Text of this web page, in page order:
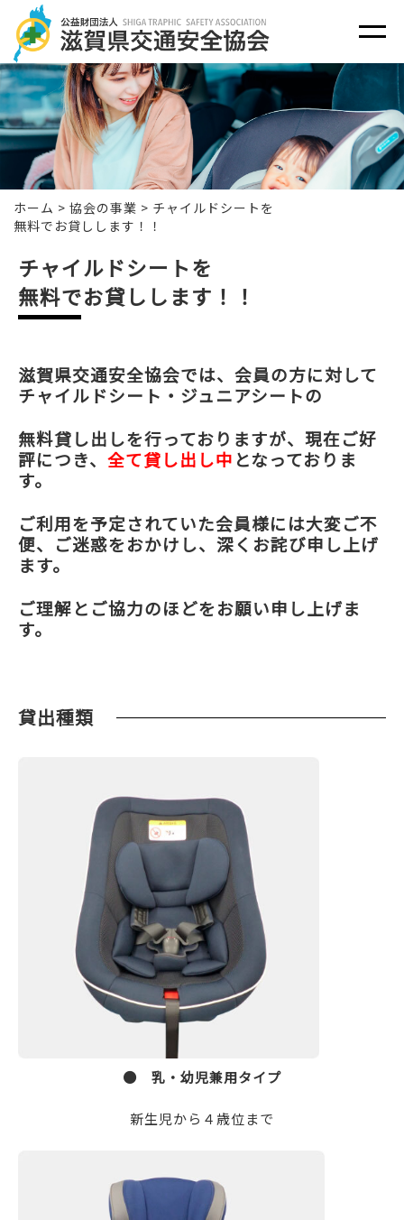
ホーム > 協会の事業 > チャイルドシートを
無料でお貸しします！！
チャイルドシートを
無料でお貸しします！！
滋賀県交通安全協会では、会員の方に対して
チャイルドシート・ジュニアシートの
無料貸し出しを行っておりますが、現在ご好
評につき、 全て貸し出し中 となっておりま
す。
ご利用を予定されていた会員様には大変ご不
便、ご迷惑をおかけし、深くお詫び申し上げ
ます。
ご理解とご協力のほどをお願い申し上げま
す。
貸出種類
● 乳・幼児兼用タイプ
新生児から４歳位まで